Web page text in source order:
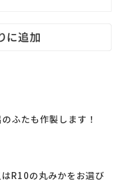
ふたも作製します！
R10の丸みかをお選び